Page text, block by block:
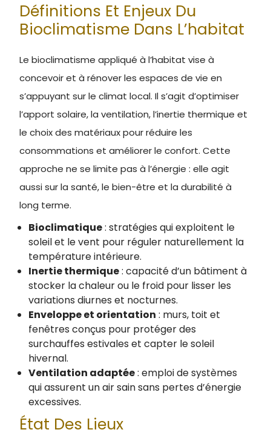
Définitions Et Enjeux Du
Bioclimatisme Dans L’habitat
Le bioclimatisme appliqué à l’habitat vise à
concevoir et à rénover les espaces de vie en
s’appuyant sur le climat local. Il s’agit d’optimiser
l’apport solaire, la ventilation, l’inertie thermique et
le choix des matériaux pour réduire les
consommations et améliorer le confort. Cette
approche ne se limite pas à l’énergie : elle agit
aussi sur la santé, le bien-être et la durabilité à
long terme.
Bioclimatique: stratégies qui exploitent le
soleil et le vent pour réguler naturellement la
température intérieure.
Inertie thermique: capacité d’un bâtiment à
stocker la chaleur ou le froid pour lisser les
variations diurnes et nocturnes.
Enveloppe et orientation : murs, toit et
fenêtres conçus pour protéger des
surchauffes estivales et capter le soleil
hivernal.
Ventilation adaptée: emploi de systèmes
qui assurent un air sain sans pertes d’énergie
excessives.
État Des Lieux